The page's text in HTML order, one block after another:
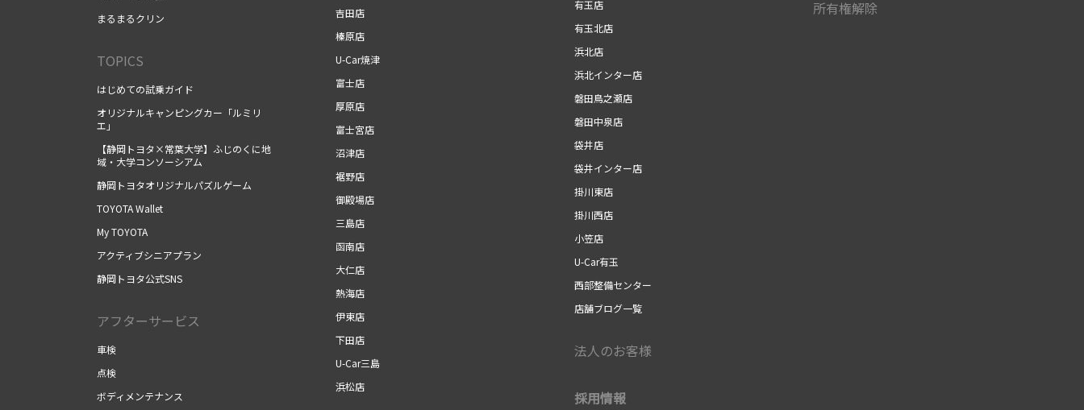
まるまるクリン
TOPICS
はじめての試乗ガイド
オリジナルキャンピングカー「ルミリ
エ」
【静岡トヨタ×常葉大学】ふじのくに地
域・大学コンソーシアム
静岡トヨタオリジナルパズルゲーム
TOYOTA Wallet
My TOYOTA
アクティブシニアプラン
静岡トヨタ公式SNS
アフターサービス
車検
点検
ボディメンテナンス
吉田店
榛原店
U-Car焼津
富士店
厚原店
富士宮店
沼津店
裾野店
御殿場店
三島店
函南店
大仁店
熱海店
伊東店
下田店
U-Car三島
浜松店
有玉店
有玉北店
浜北店
浜北インター店
磐田鳥之瀬店
磐田中泉店
袋井店
袋井インター店
掛川東店
掛川西店
小笠店
U-Car有玉
西部整備センター
店舗ブログ一覧
法人のお客様
採用情報
所有権解除